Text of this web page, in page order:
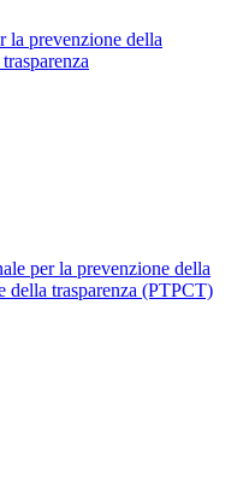
la prevenzione della
per la prevenzione della
della trasparenza (PTPCT)